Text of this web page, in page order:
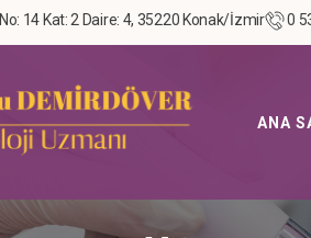
14 Kat: 2 Daire: 4, 35220 Konak/İzmir 0
ANA